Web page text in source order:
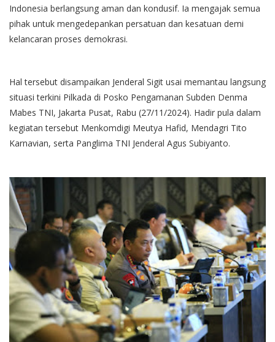
Indonesia berlangsung aman dan kondusif. Ia mengajak semua
pihak untuk mengedepankan persatuan dan kesatuan demi
kelancaran proses demokrasi.
Hal tersebut disampaikan Jenderal Sigit usai memantau langsung
situasi terkini Pilkada di Posko Pengamanan Subden Denma
Mabes TNI, Jakarta Pusat, Rabu (27/11/2024). Hadir pula dalam
kegiatan tersebut Menkomdigi Meutya Hafid, Mendagri Tito
Karnavian, serta Panglima TNI Jenderal Agus Subiyanto.